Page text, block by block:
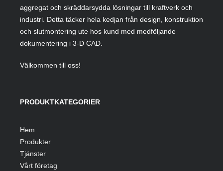
aggregat och skräddarsydda lösningar till kraftverk och
industri. Detta täcker hela kedjan från design, konstruktion
och slutmontering ute hos kund med medföljande
dokumentering i 3-D CAD.
Välkommen till oss!
PRODUKTKATEGORIER
Hem
Produkter
Tjänster
Vårt företag